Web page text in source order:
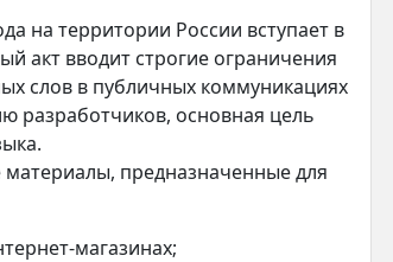
на территории России вступает в
акт вводит строгие ограничения
слов в публичных коммуникациях
разработчиков, основная цель
предназначенные для
магазинах;